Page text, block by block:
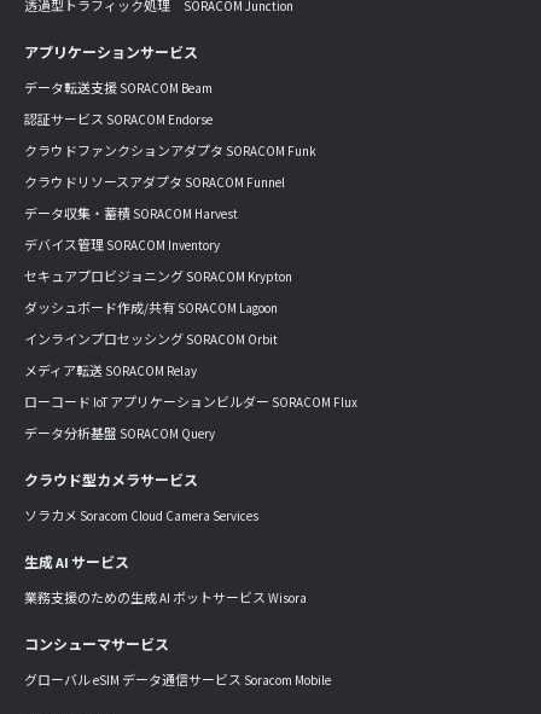
透過型トラフィック処理 SORACOM Junction
アプリケーションサービス
データ転送支援 SORACOM Beam
認証サービス SORACOM Endorse
クラウドファンクションアダプタ SORACOM Funk
クラウドリソースアダプタ SORACOM Funnel
データ収集・蓄積 SORACOM Harvest
デバイス管理 SORACOM Inventory
セキュアプロビジョニング SORACOM Krypton
ダッシュボード作成/共有 SORACOM Lagoon
インラインプロセッシング SORACOM Orbit
メディア転送 SORACOM Relay
ローコード IoT アプリケーションビルダー SORACOM Flux
データ分析基盤 SORACOM Query
クラウド型カメラサービス
ソラカメ Soracom Cloud Camera Services
生成 AI サービス
業務支援のための生成 AI ボットサービス Wisora
コンシューマサービス
グローバル eSIM データ通信サービス Soracom Mobile